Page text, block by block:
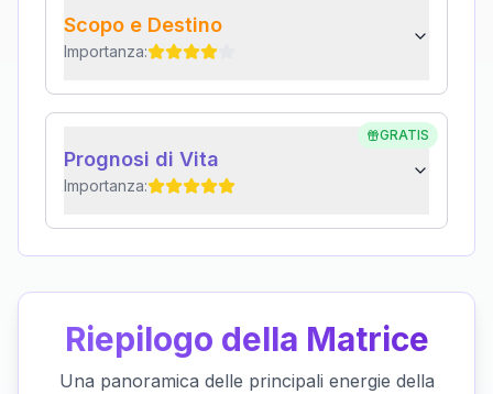
Scopo e Destino
Importanza:
GRATIS
Prognosi di Vita
Importanza:
Riepilogo della Matrice
Una panoramica delle principali energie della